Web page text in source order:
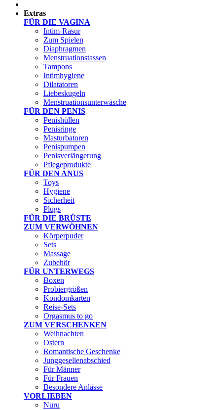
Extras
FÜR DIE VAGINA
Intim-Rasur
Zum Spielen
Diaphragmen
Menstruationstassen
Tampons
Intimhygiene
Dilatatoren
Liebeskugeln
Menstruationsunterwäsche
FÜR DEN PENIS
Penishüllen
Penisringe
Masturbatoren
Penispumpen
Penisverlängerung
Pflegeprodukte
FÜR DEN ANUS
Toys
Hygiene
Sicherheit
Plugs
FÜR DIE BRÜSTE
ZUM VERWÖHNEN
Körperpuder
Sets
Massage
Zubehör
FÜR UNTERWEGS
Boxen
Probiergrößen
Kondomkarten
Reise-Sets
Orgasmus to go
ZUM VERSCHENKEN
Weihnachten
Ostern
Romantische Geschenke
Junggesellenabschied
Für Männer
Für Frauen
Besondere Anlässe
VORLIEBEN
Nuru